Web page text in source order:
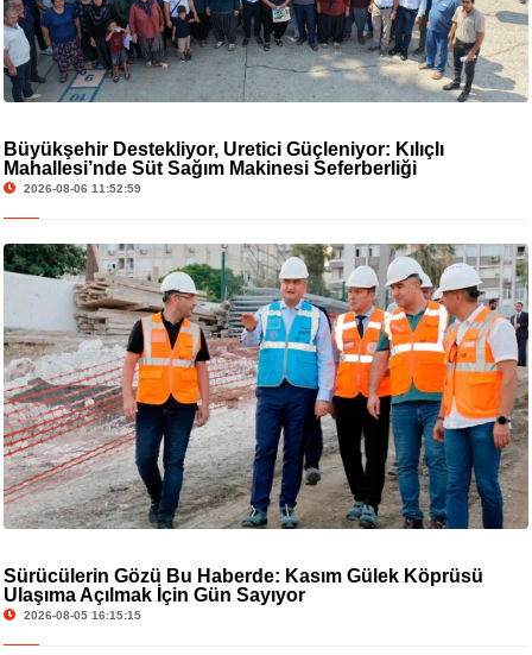
Büyükşehir Destekliyor, Üretici Güçleniyor: Kılıçlı
Mahallesi’nde Süt Sağım Makinesi Seferberliği
2026-08-06 11:52:59
Sürücülerin Gözü Bu Haberde: Kasım Gülek Köprüsü
Ulaşıma Açılmak İçin Gün Sayıyor
2026-08-05 16:15:15